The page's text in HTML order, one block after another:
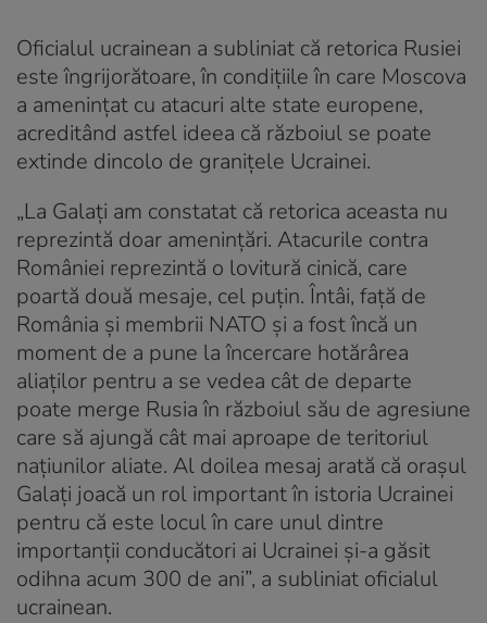
Oficialul ucrainean a subliniat că retorica Rusiei
este îngrijorătoare, în condițiile în care Moscova
a ameninţat cu atacuri alte state europene,
acreditând astfel ideea că războiul se poate
extinde dincolo de graniţele Ucrainei.
„La Galaţi am constatat că retorica aceasta nu
reprezintă doar ameninţări. Atacurile contra
României reprezintă o lovitură cinică, care
poartă două mesaje, cel puţin. Întâi, faţă de
România şi membrii NATO şi a fost încă un
moment de a pune la încercare hotărârea
aliaţilor pentru a se vedea cât de departe
poate merge Rusia în războiul său de agresiune
care să ajungă cât mai aproape de teritoriul
naţiunilor aliate. Al doilea mesaj arată că oraşul
Galaţi joacă un rol important în istoria Ucrainei
pentru că este locul în care unul dintre
importanţii conducători ai Ucrainei şi-a găsit
odihna acum 300 de ani”, a subliniat oficialul
ucrainean.